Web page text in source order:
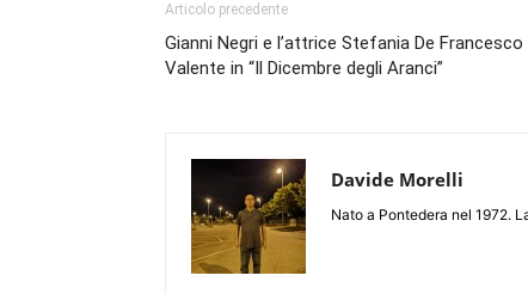
Articolo precedente
Gianni Negri e l’attrice Stefania De
Valente in “Il Dicembre degli Aranci”
Davide Morelli
Nato a Pontedera nel 1972.